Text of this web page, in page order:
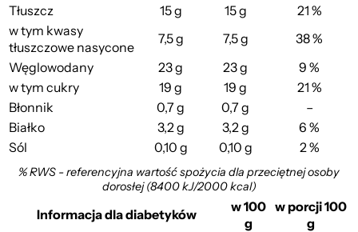
drożdżowe ze Śliwka...
Tłuszcz 15 g 15 g
21 %
w tym kwasy
tłuszczowe nasycone
7,5 g 7,5 g
38 %
Węglowodany
23 g 23 g
9 %
w tym cukry
19 g 19 g
21 %
Błonnik
0,7 g 0,7 g
–
Białko
3,2 g 3,2 g
6 %
Sól
0,10 g 0,10 g 2 %
% RWS - referencyjna wartość spożycia dla przeciętnej osoby
dorosłej (8400 kJ/2000 kcal)
Informacja dla diabetyków
w 100
g
w porcji 100
g